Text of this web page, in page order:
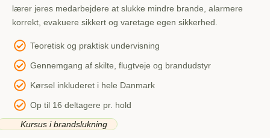
Kursus i brandslukning
lærer jeres medarbejdere at slukke mindre brande, alarmere
korrekt, evakuere sikkert og varetage egen sikkerhed.
Teoretisk og praktisk undervisning
Gennemgang af skilte, flugtveje og brandudstyr
Kørsel inkluderet i hele Danmark
Op til 16 deltagere pr. hold